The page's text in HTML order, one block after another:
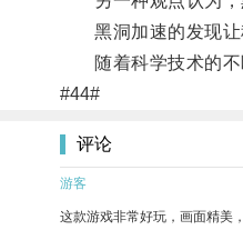
黑洞加速的发现让
随着科学技术的不
#44#
评论
游客
这款游戏非常好玩，画面精美